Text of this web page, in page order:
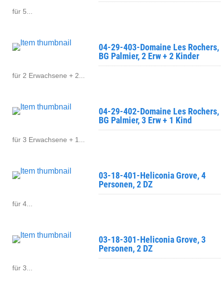
für 5...
04-29-403-Domaine Les Rochers,
BG Palmier, 2 Erw + 2 Kinder
für 2 Erwachsene + 2...
04-29-402-Domaine Les Rochers,
BG Palmier, 3 Erw + 1 Kind
für 3 Erwachsene + 1...
03-18-401-Heliconia Grove, 4
Personen, 2 DZ
für 4...
03-18-301-Heliconia Grove, 3
Personen, 2 DZ
für 3...